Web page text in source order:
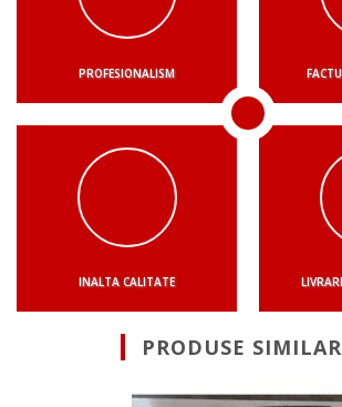
PROFESIONALISM
INALTA CALITATE
PRODUSE